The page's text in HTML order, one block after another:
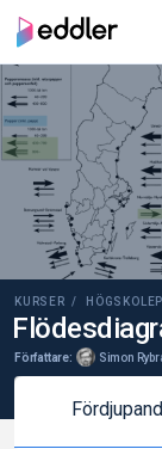
KURSER /
Författare: Simon